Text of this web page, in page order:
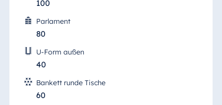
100
Parlament
80
U-Form außen
40
Bankett runde Tische
60